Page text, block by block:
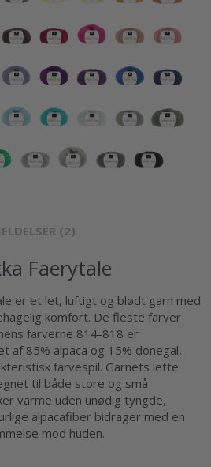
(2)
Faerytale
er et let, luftigt og blødt garn med
komfort. De fleste farver
farverne 814-818 er
af 85% alpaca og 15% donegal,
farvespil. Garnets lette
til både store og små
varme uden unødig tyngde,
alpacafiber bidrager med en
mod huden.